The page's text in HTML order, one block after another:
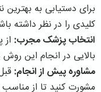
برای دستیابی به بهترین
کلیدی را در نظر داشته
انتخاب پزشک مجرب:
بالایی در انجام این روش
مشاوره پیش از انجام:
مشورت کنید تا از